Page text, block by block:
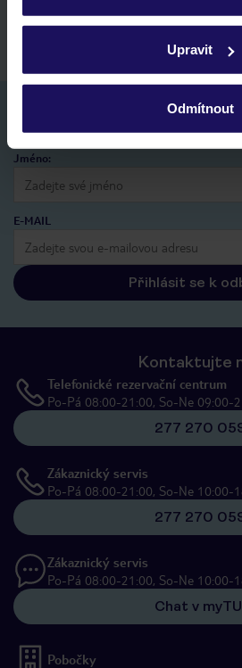
Podrobné informace o souborech
ochrany osobních údajů.Upravit
Odmítnout
kontakt s TUI a všechny
Nezapomeňte se podívat
schránky a
Jméno:
E-MAIL
Přihlásit se k
Kontaktujte
Telefonické rezervační centrum
Po-Pá 08:00-21:00, So-Ne 09:00-
277 270
Zákaznický servis
Po-Pá 08:00-21:00, So-Ne 10:00-
277 270
Zákaznický servis
Po-Pá 08:00-21:00, So-Ne 10:00-
Chat v
Pobočky